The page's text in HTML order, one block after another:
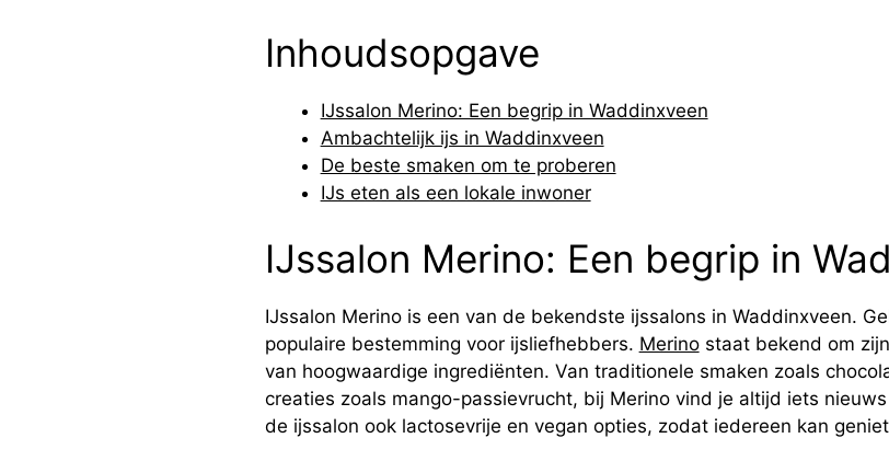
Inhoudsopgave
IJssalon Merino: Een begrip in Waddinxveen
Ambachtelijk ijs in Waddinxveen
De beste smaken om te proberen
IJs eten als een lokale inwoner
IJssalon Merino: Een begrip in
IJssalon Merino is een van de bekendste ijssalons in Waddinxveen.
populaire bestemming voor ijsliefhebbers. Merinostaat bekend om
van hoogwaardige ingrediënten. Van traditionele smaken zoals
creaties zoals mango-passievrucht, bij Merino vind je altijd iets
de ijssalon ook lactosevrije en vegan opties, zodat iedereen kan